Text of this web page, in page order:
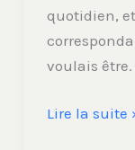
quotidien,
voulais
Lire la suite